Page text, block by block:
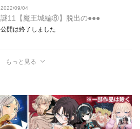
2022/09/04
謎11【魔王城編⑧】脱出の●●●
公開は終了しました
もっと見る